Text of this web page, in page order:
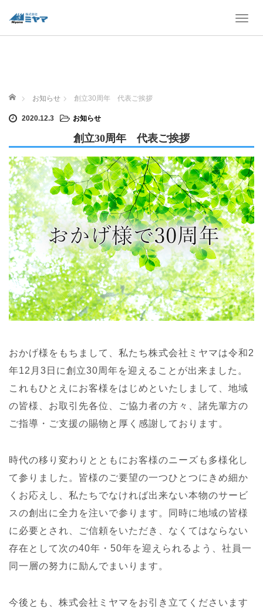
T
g
a
t
i
o
n
ホーム お知らせ 創立30周年 代表ご挨拶
2020.12.3 お知らせ
創立30周年 代表ご挨拶
おかげ様をもちまして、私たち株式会社ミヤマは令和2
年12月3日に創立30周年を迎えることが出来ました。
これもひとえにお客様をはじめといたしまして、地域
の皆様、お取引先各位、ご協力者の方々、諸先輩方の
ご指導・ご支援の賜物と厚く感謝しております。
時代の移り変わりとともにお客様のニーズも多様化し
て参りました。皆様のご要望の一つひとつにきめ細か
くお応えし、私たちでなければ出来ない本物のサービ
スの創出に全力を注いで参ります。同時に地域の皆様
に必要とされ、ご信頼をいただき、なくてはならない
存在として次の40年・50年を迎えられるよう、社員一
同一層の努力に励んでまいります。
今後とも、株式会社ミヤマをお引き立てくださいます